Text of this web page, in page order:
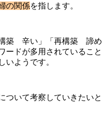
の関係を指します。
構築 辛い」「再構築 諦め
ードが多用されていること
いようです。
ついて考察していきたいと